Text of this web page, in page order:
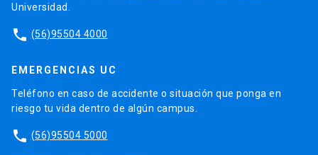
Universidad.
phone (56)95504 4000
EMERGENCIAS UC
Teléfono en caso de accidente o situación que ponga en
riesgo tu vida dentro de algún campus.
phone (56)95504 5000